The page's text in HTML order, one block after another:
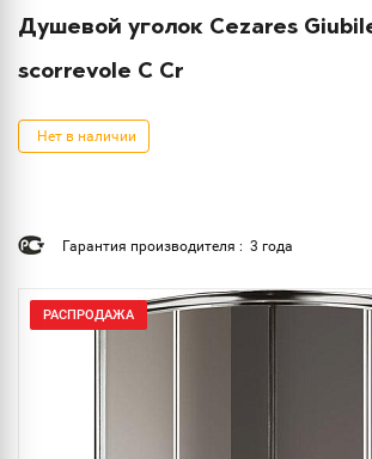
Душевой уголок Cezares
scorrevole C Cr
Нет в наличии
Гарантия производителя : 3 года
РАСПРОДАЖА